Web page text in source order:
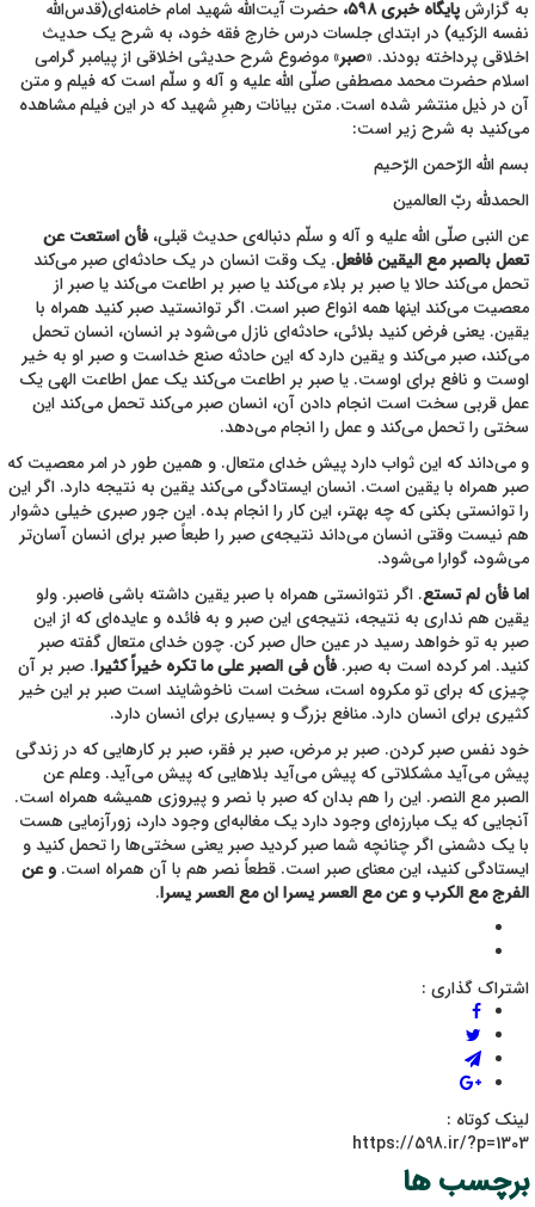
به گزارشپایگاه خبری ۵۹۸،
حضرت آیت‌الله شهید امام خامنه‌ای(قدس‌الله
نفسه الزکیه) در ابتدای جلسات درس خارج فقه خود، به شرح یک حدیث
اخلاقی پرداخته بودند. «صبر» موضوع شرح حدیثی اخلاقی از پیامبر گرامی
اسلام حضرت محمد مصطفی صلّی ‌الله ‌علیه ‌و آله‌ و سلّم است که فیلم و متن
آن در ذیل منتشر شده است. متن بیانات رهبرِ شهید که در این فیلم مشاهده
می‌کنید به شرح زیر است:
بسم الله الرّحمن الرّحیم
الحمدلله ربّ العالمین
عن النبی صلّی ‌الله ‌علیه ‌و آله‌ و سلّم دنباله‌ی حدیث قبلی، فأن استعت عن
تعمل بالصبر مع الیقین فافعل. یک وقت انسان در یک حادثه‌ای صبر می‌کند
تحمل می‌کند حالا یا صبر بر بلاء می‌کند یا صبر بر اطاعت می‌کند یا صبر از
معصیت می‌کند اینها همه انواع صبر است. اگر توانستید صبر کنید همراه با
یقین. یعنی فرض کنید بلائی، حادثه‌ای نازل می‌شود بر انسان، انسان تحمل
می‌کند، صبر می‌کند و یقین دارد که این حادثه صنع خداست و صبر او به خیر
اوست و نافع برای اوست. یا صبر بر اطاعت می‌کند یک عمل اطاعت الهی یک
عمل قربی سخت است انجام دادن آن، انسان صبر می‌کند تحمل می‌کند این
سختی را تحمل می‌کند و عمل را انجام می‌دهد.
و می‌داند که این ثواب دارد پیش خدای متعال. و همین طور در امر معصیت که
صبر همراه با یقین است. انسان ایستادگی می‌کند یقین به نتیجه دارد. اگر این
را توانستی بکنی که چه بهتر، این کار را انجام بده. این جور صبری خیلی دشوار
هم نیست وقتی انسان می‌داند نتیجه‌ی صبر را طبعاً صبر برای انسان آسان‌تر
می‌شود، گوارا می‌شود.
اما فأن لم تستع. اگر نتوانستی همراه با صبر یقین داشته باشی فاصبر. ولو
یقین هم نداری به نتیجه، نتیجه‌ی این صبر و به فائده و عایده‌ای که از این
صبر به تو خواهد رسید در عین حال صبر کن. چون خدای متعال گفته صبر
کنید. امر کرده است به صبر. فأن فی الصبر علی ما تکره خیراً کثیرا. صبر بر آن
چیزی که برای تو مکروه است، سخت است ناخوشایند است صبر بر این خیر
کثیری برای انسان دارد. منافع بزرگ و بسیاری برای انسان دارد.
خود نفس صبر کردن. صبر بر مرض، صبر بر فقر، صبر بر کارهایی که در زندگی
پیش می‌آید مشکلاتی که پیش می‌آید بلاهایی که پیش می‌آید. وعلم عن
الصبر مع النصر. این را هم بدان که صبر با نصر و پیروزی همیشه همراه است.
آنجایی که یک مبارزه‌ای وجود دارد یک مغالبه‌ای وجود دارد، زورآزمایی هست
با یک دشمنی اگر چنانچه شما صبر کردید صبر یعنی سختی‌ها را تحمل کنید و
ایستادگی کنید، این معنای صبر است. قطعاً نصر هم با آن همراه است. و عن
الفرج مع الکرب و عن مع العسر یسرا ان مع العسر یسرا.
اشتراک گذاری :
لینک کوتاه :
https://598.ir/?p=1303
برچسب ها